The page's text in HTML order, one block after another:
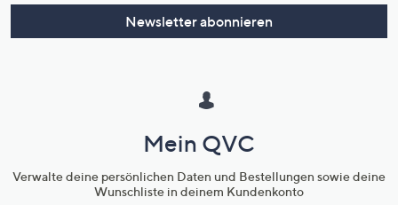
Newsletter abonnieren
Mein QVC
Verwalte deine persönlichen Daten und Bestellungen sowie deine
Wunschliste in deinem Kundenkonto